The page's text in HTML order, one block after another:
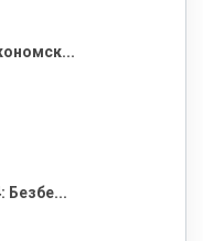
Безбе...